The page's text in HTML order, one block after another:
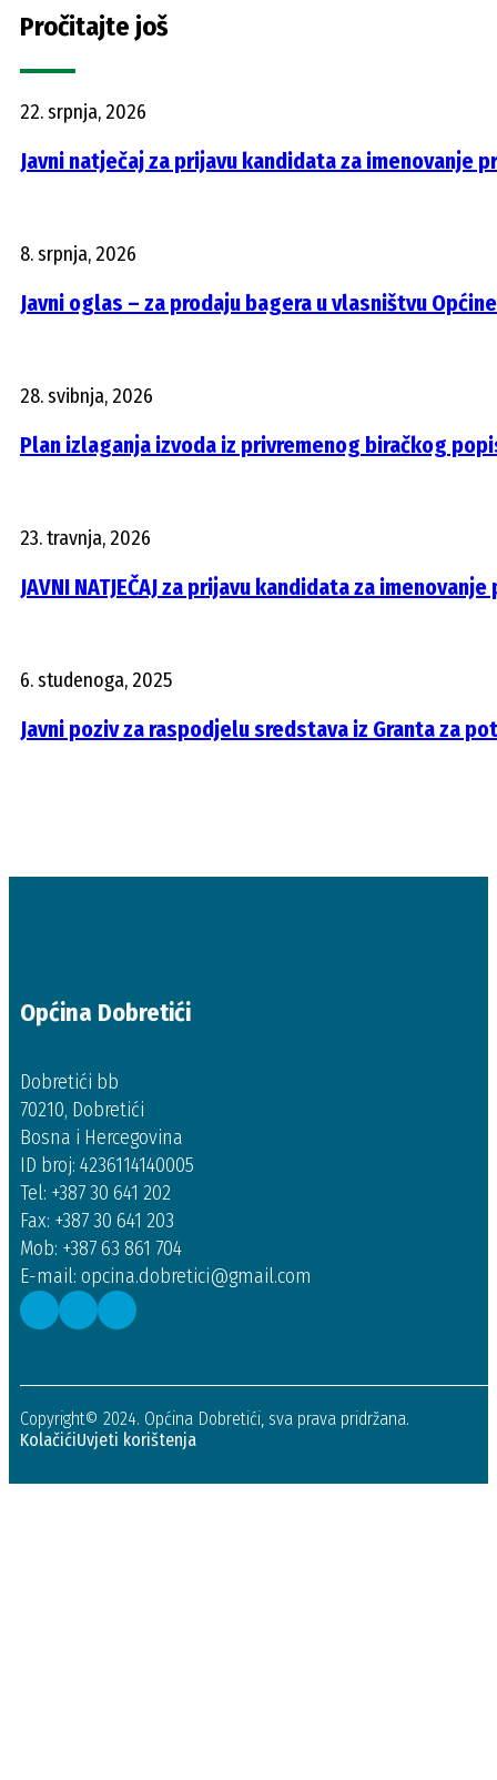
Pročitajte još
22. srpnja, 2026
Javni natječaj za prijavu kandidata za imenovanje
8. srpnja, 2026
Javni oglas – za prodaju bagera u vlasništvu
28. svibnja, 2026
Plan izlaganja izvoda iz privremenog biračkog
23. travnja, 2026
JAVNI NATJEČAJ za prijavu kandidata za
6. studenoga, 2025
Javni poziv za raspodjelu sredstava iz Granta za
Općina Dobretići
Dobretići bb
70210, Dobretići
Bosna i Hercegovina
ID broj: 4236114140005
Tel: +387 30 641 202
Fax: +387 30 641 203
Mob: +387 63 861 704
E-mail: opcina.dobretici@gmail.com
Copyright© 2024. Općina Dobretići, sva prava pridržana.
KolačićiUvjeti korištenja